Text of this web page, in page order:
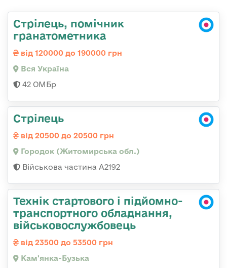
Стрілець, помічник
гранатометника
від 120000 до 190000 грн
Вся Україна
42 ОМБр
Стрілець
від 20500 до 20500 грн
Городок (Житомирська обл.)
Військова частина А2192
Технік стартового і підйомно-
транспортного обладнання,
військовослужбовець
від 23500 до 53500 грн
Кам'янка-Бузька